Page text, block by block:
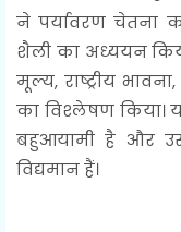
ने पर्यावरण चेतना
शैली का अध्ययन
मूल्य, राष्ट्रीय
का विश्लेषण किया।
बहुआयामी है और
विद्यमान हैं।